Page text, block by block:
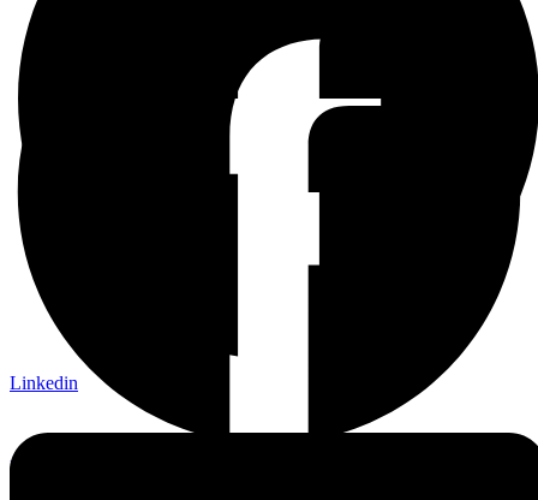
Linkedin
Linkedin